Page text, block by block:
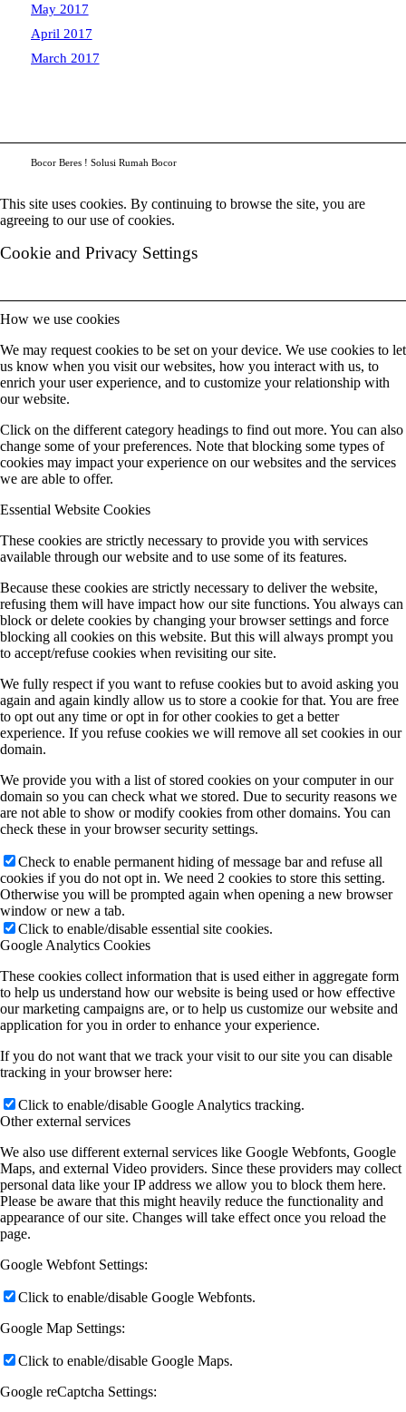
May 2017
April 2017
March 2017
Bocor Beres ! Solusi Rumah Bocor
This site uses cookies. By continuing to browse the site, you are
agreeing to our use of cookies.
Cookie and Privacy Settings
How we use cookies
We may request cookies to be set on your device. We use cookies to let
us know when you visit our websites, how you interact with us, to
enrich your user experience, and to customize your relationship with
our website.
Click on the different category headings to find out more. You can also
change some of your preferences. Note that blocking some types of
cookies may impact your experience on our websites and the services
we are able to offer.
Essential Website Cookies
These cookies are strictly necessary to provide you with services
available through our website and to use some of its features.
Because these cookies are strictly necessary to deliver the website,
refusing them will have impact how our site functions. You always can
block or delete cookies by changing your browser settings and force
blocking all cookies on this website. But this will always prompt you
to accept/refuse cookies when revisiting our site.
We fully respect if you want to refuse cookies but to avoid asking you
again and again kindly allow us to store a cookie for that. You are free
to opt out any time or opt in for other cookies to get a better
experience. If you refuse cookies we will remove all set cookies in our
domain.
We provide you with a list of stored cookies on your computer in our
domain so you can check what we stored. Due to security reasons we
are not able to show or modify cookies from other domains. You can
check these in your browser security settings.
Check to enable permanent hiding of message bar and refuse all
cookies if you do not opt in. We need 2 cookies to store this setting.
Otherwise you will be prompted again when opening a new browser
window or new a tab.
Click to enable/disable essential site cookies.
Google Analytics Cookies
These cookies collect information that is used either in aggregate form
to help us understand how our website is being used or how effective
our marketing campaigns are, or to help us customize our website and
application for you in order to enhance your experience.
If you do not want that we track your visit to our site you can disable
tracking in your browser here:
Click to enable/disable Google Analytics tracking.
Other external services
We also use different external services like Google Webfonts, Google
Maps, and external Video providers. Since these providers may collect
personal data like your IP address we allow you to block them here.
Please be aware that this might heavily reduce the functionality and
appearance of our site. Changes will take effect once you reload the
page.
Google Webfont Settings:
Click to enable/disable Google Webfonts.
Google Map Settings:
Click to enable/disable Google Maps.
Google reCaptcha Settings: